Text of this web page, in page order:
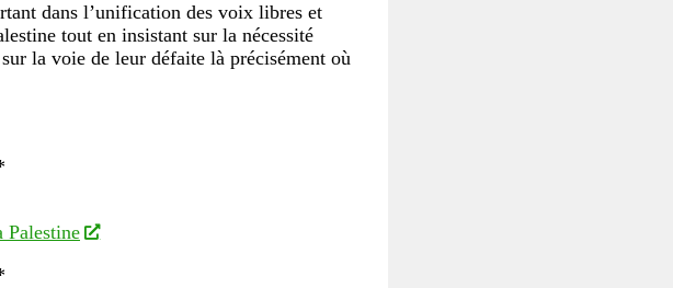
dans l’unification des voix libres et
tout en insistant sur la nécessité
la voie de leur défaite là précisément où
Palestine